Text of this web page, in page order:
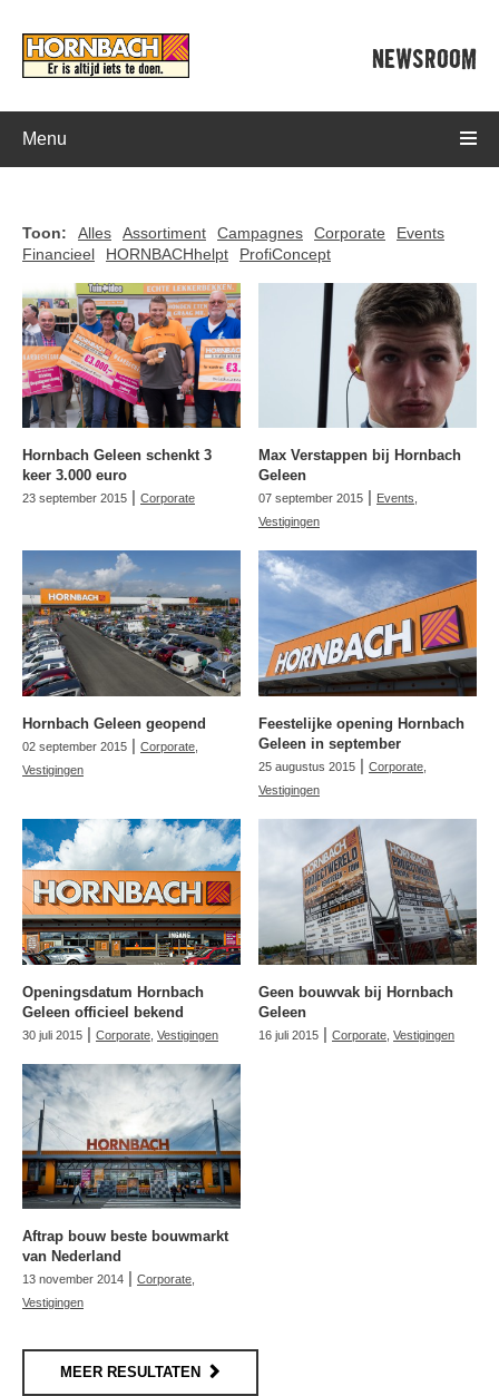
NEWSROOM
Menu
Toon: Alles Assortiment Campagnes Corporate
Events
Financieel
HORNBACHhelpt ProfiConcept
Hornbach Geleen schenkt 3
keer 3.000 euro
23 september 2015 | Corporate
Max Verstappen bij Hornbach
Geleen
07 september 2015 | Events
Vestigingen
Hornbach Geleen geopend
02 september 2015 | Corporate
Vestigingen
Feestelijke opening Hornbach
Geleen in september
25 augustus 2015 | Corporate
Vestigingen
Openingsdatum Hornbach
Geleen officieel bekend
30 juli 2015 | Corporate Vestigingen
Geen bouwvak bij Hornbach
Geleen
16 juli 2015 | Corporate Vestigingen
Aftrap bouw beste bouwmarkt
van Nederland
13 november 2014 | Corporate
Vestigingen
MEER RESULTATEN